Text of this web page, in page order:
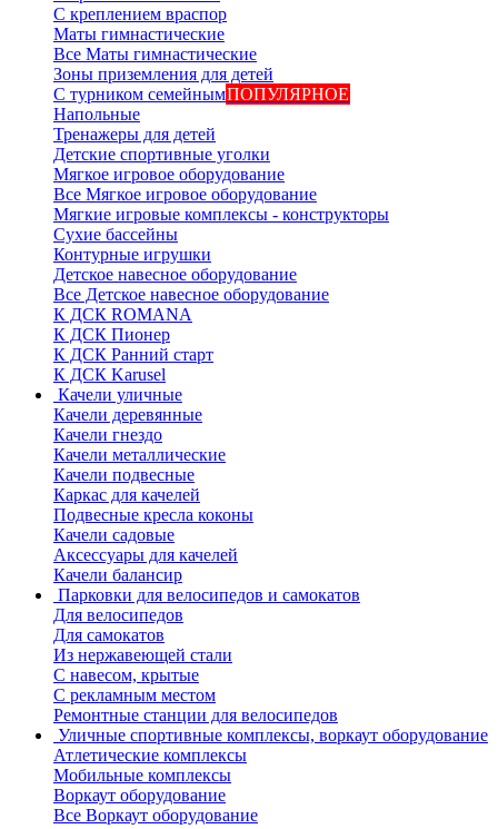
С креплением враспор
Маты гимнастические
Все Маты гимнастические
Зоны приземления для детей
С турником семейнымПОПУЛЯРНОЕ
Напольные
Тренажеры для детей
Детские спортивные уголки
Мягкое игровое оборудование
Все Мягкое игровое оборудование
Мягкие игровые комплексы - конструкторы
Сухие бассейны
Контурные игрушки
Детское навесное оборудование
Все Детское навесное оборудование
К ДСК ROMANA
К ДСК Пионер
К ДСК Ранний старт
К ДСК Karusel
Качели уличные
Качели деревянные
Качели гнездо
Качели металлические
Качели подвесные
Каркас для качелей
Подвесные кресла коконы
Качели садовые
Аксессуары для качелей
Качели балансир
Парковки для велосипедов и самокатов
Для велосипедов
Для самокатов
Из нержавеющей стали
С навесом, крытые
С рекламным местом
Ремонтные станции для велосипедов
Уличные спортивные комплексы, воркаут оборудование
Атлетические комплексы
Мобильные комплексы
Воркаут оборудование
Все Воркаут оборудование